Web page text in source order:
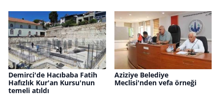
Demirci'de Hacıbaba Fatih
Hafızlık Kur'an Kursu'nun
temeli atıldı
Aziziye Belediye
Meclisi'nden vefa örneği